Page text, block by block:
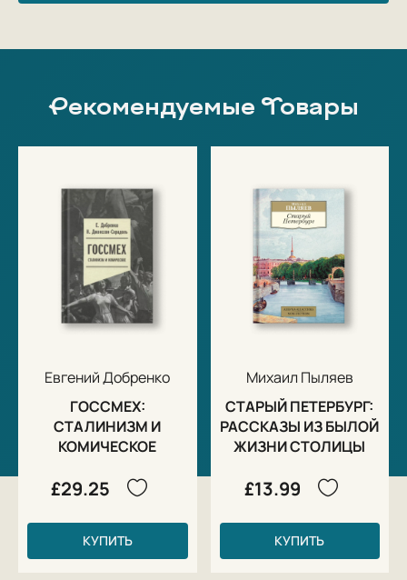
Рекомендуемые Товары
Евгений Добренко
ГОССМЕХ:
СТАЛИНИЗМ И
КОМИЧЕСКОЕ
£29.25
КУПИТЬ
Михаил Пыляев
СТАРЫЙ ПЕТЕРБУРГ:
РАССКАЗЫ ИЗ БЫЛОЙ
ЖИЗНИ СТОЛИЦЫ
£13.99
КУПИТЬ